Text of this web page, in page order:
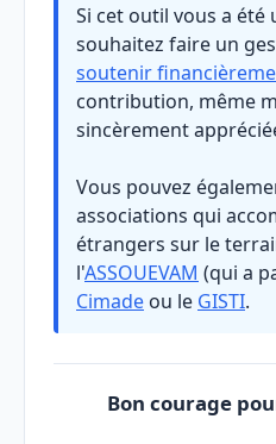
Si cet outil vous a été
souhaitez faire un
soutenir
contribution, même
sincèrement
Vous pouvez
associations qui
étrangers sur le
l'ASSOUEVAM (qui a
Cimade ou le GISTI.
Bon courage